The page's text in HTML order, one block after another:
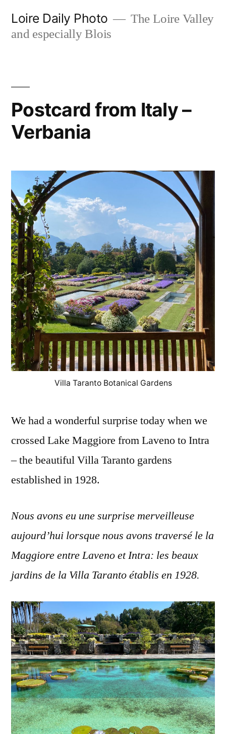
Loire Daily Photo
The Loire Valley
and especially Blois
Postcard from Italy –
Verbania
Villa Taranto Botanical Gardens
We had a wonderful surprise today when we
crossed Lake Maggiore from Laveno to Intra
– the beautiful Villa Taranto gardens
established in 1928.
Nous avons eu une surprise merveilleuse
aujourd’hui lorsque nous avons traversé le la
Maggiore entre Laveno et Intra: les beaux
jardins de la Villa Taranto établis en 1928.